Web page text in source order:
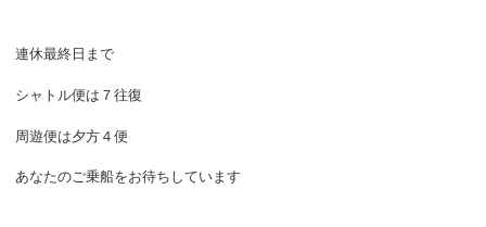
連休最終日まで
シャトル便は７往復
周遊便は夕方４便
あなたのご乗船をお待ちしています